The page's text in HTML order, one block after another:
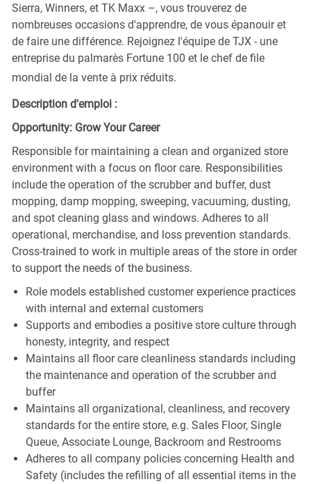
Sierra, Winners, et TK Maxx –, vous trouverez de
nombreuses occasions d'apprendre, de vous épanouir et
de faire une différence. Rejoignez l'équipe de TJX - une
entreprise du palmarès Fortune 100 et le chef de file
mondial de la vente à prix réduits.
Description d'emploi :
Opportunity: Grow Your Career
Responsible for maintaining a clean and organized store
environment with a focus on floor care. Responsibilities
include the operation of the scrubber and buffer, dust
mopping, damp mopping, sweeping, vacuuming, dusting,
and spot cleaning glass and windows. Adheres to all
operational, merchandise, and loss prevention standards.
Cross-trained to work in multiple areas of the store in order
to support the needs of the business.
Role models established customer experience practices
with internal and external customers
Supports and embodies a positive store culture through
honesty, integrity, and respect
Maintains all floor care cleanliness standards including
the maintenance and operation of the scrubber and
buffer
Maintains all organizational, cleanliness, and recovery
standards for the entire store, e.g. Sales Floor, Single
Queue, Associate Lounge, Backroom and Restrooms
Adheres to all company policies concerning Health and
Safety (includes the refilling of all essential items in the